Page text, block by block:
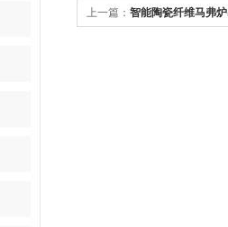
上一篇： 智能陶瓷纤维马弗